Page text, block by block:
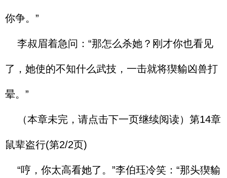
你争。”
李叔眉着急问：“那怎么杀她？刚才你也看见
了，她使的不知什么武技，一击就将猰貐凶兽打
晕。”
（本章未完，请点击下一页继续阅读）第14章
鼠辈盗行(第2/2页)
“哼，你太高看她了。”李伯珏冷笑：“那头猰貐